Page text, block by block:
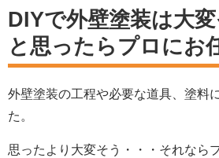
DIYで外壁塗装は大変
と思ったらプロにお
外壁塗装の工程や必要な道具、塗料
た。
思ったより大変そう・・・それなら